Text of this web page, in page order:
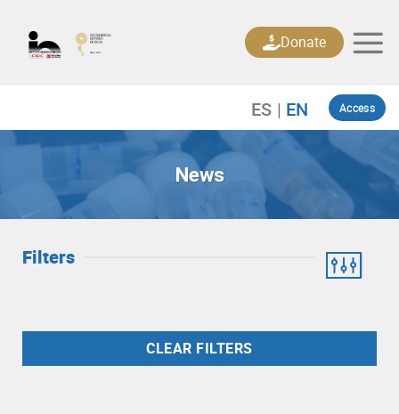
content
Access
Donate
News
Filters
CLEAR FILTERS